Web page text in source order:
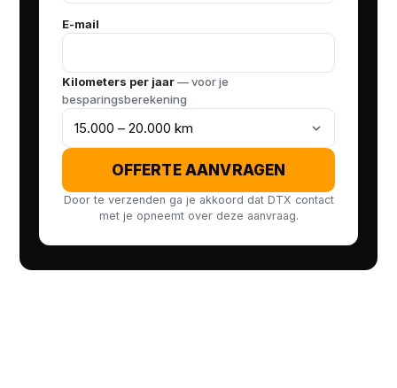
E-mail
Kilometers per jaar— voor je
besparingsberekening
OFFERTE AANVRAGEN
Door te verzenden ga je akkoord dat DTX contact
met je opneemt over deze aanvraag.